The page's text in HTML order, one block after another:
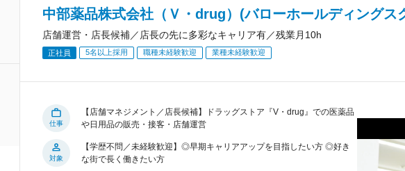
中部薬品株式会社（Ｖ・drug）(バローホールディングス
店舗運営・店長候補／店長の先に多彩なキャリア有／残業月10h
正社員 5名以上採用 職種未経験歓迎 業種未経験歓迎
仕事
【店舗マネジメント／店長候補】ドラッグストア『V・drug』での医薬品
や日用品の販売・接客・店舗運営
対象
【学歴不問／未経験歓迎】◎早期キャリアアップを目指したい方 ◎好き
な街で長く働きたい方